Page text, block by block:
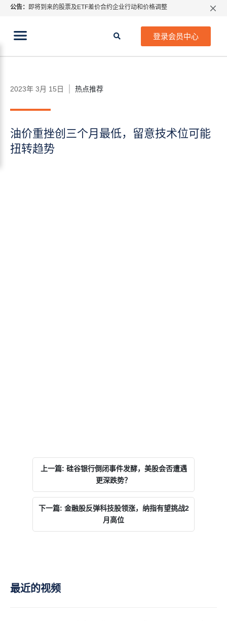
公告： 即将到来的股票及ETF差价合约企业行动和价格调整
登录会员中心
当前位置: 热点推荐
油价重挫创三个月最低，
留意技术位可能扭转趋势
2023年 3月 15日 热点推荐
油价重挫创三个月最低，留意技术位可能
扭转趋势
上一篇: 硅谷银行倒闭事件发酵，美股会否遭遇
更深跌势？
下一篇: 金融股反弹科技股领涨，纳指有望挑战2
月高位
最近的视频